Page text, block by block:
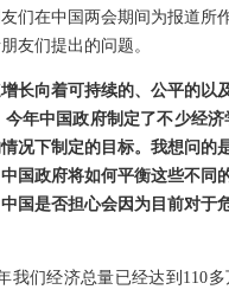
们在中国两会期间为报道所
友们提出的问题。
长向着可持续的、公平的
年中国政府制定了不少经
况下制定的目标。我想问
国政府将如何平衡这些不
国是否担心会因为目前对于
我们经济总量已经达到110